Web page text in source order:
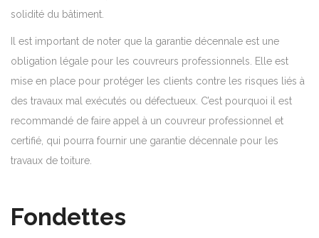
solidité du bâtiment.
Il est important de noter que la garantie décennale est une
obligation légale pour les couvreurs professionnels. Elle est
mise en place pour protéger les clients contre les risques liés à
des travaux mal exécutés ou défectueux. C’est pourquoi il est
recommandé de faire appel à un couvreur professionnel et
certifié, qui pourra fournir une garantie décennale pour les
travaux de toiture.
Fondettes